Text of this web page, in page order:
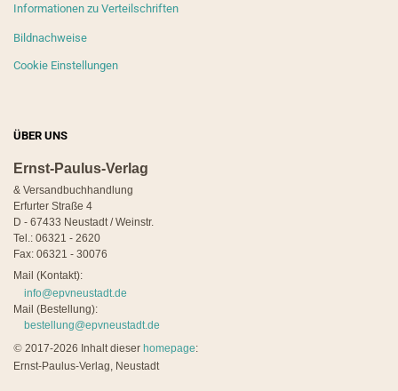
Informationen zu Verteilschriften
Bildnachweise
Cookie Einstellungen
ÜBER UNS
Ernst-Paulus-Verlag
& Versandbuchhandlung
Erfurter Straße 4
D - 67433 Neustadt / Weinstr.
Tel.: 06321 - 2620
Fax: 06321 - 30076
Mail (Kontakt):
info@epvneustadt.de
Mail (Bestellung):
bestellung@epvneustadt.de
© 2017-2026 Inhalt dieser homepage:
Ernst-Paulus-Verlag, Neustadt